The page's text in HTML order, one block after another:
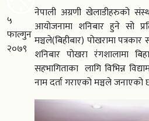
५
फाल्गुन
२०७९
नेपाली अग्रणी खेलाडीहरुको
आयोजनामा शनिबार हुने सो
मञ्चले(बिहीबार) पोखरामा
शनिबार पोखरा रंगशालामा
सहभागिताका लागि विभिन्न
नाम दर्ता गराएको मञ्चले जनाएको